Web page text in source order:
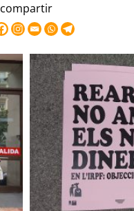
compartir